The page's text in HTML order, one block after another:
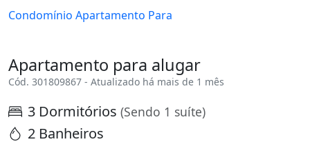
Condomínio Apartamento Para
Apartamento para alugar
Cód. 301809867 - Atualizado há mais de 1 mês
3 Dormitórios (Sendo 1 suíte)
2 Banheiros